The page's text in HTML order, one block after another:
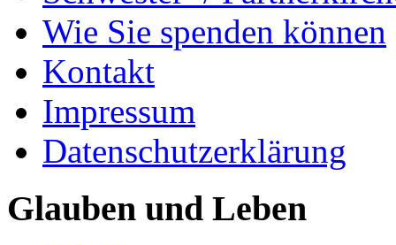
Wie Sie spenden können
Kontakt
Impressum
Datenschutzerklärung
Glauben und Leben